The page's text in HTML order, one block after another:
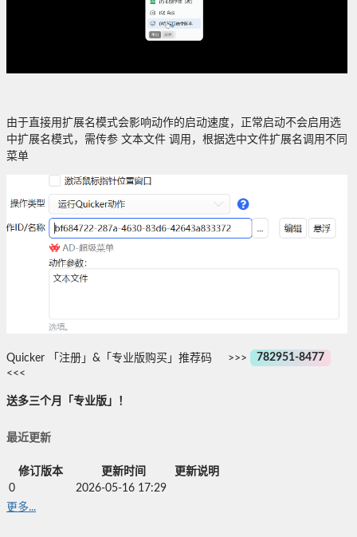
由于直接用扩展名模式会影响动作的启动速度，正常启动不会启用选
中扩展名模式，需传参 文本文件 调用，根据选中文件扩展名调用不同
菜单
Quicker 「注册」&「专业版购买」推荐码 >>>
782951-8477
<<<
送多三个月「专业版」！
最近更新
修订版本 更新时间
更新说明
0
2026-05-16 17:29
更多...